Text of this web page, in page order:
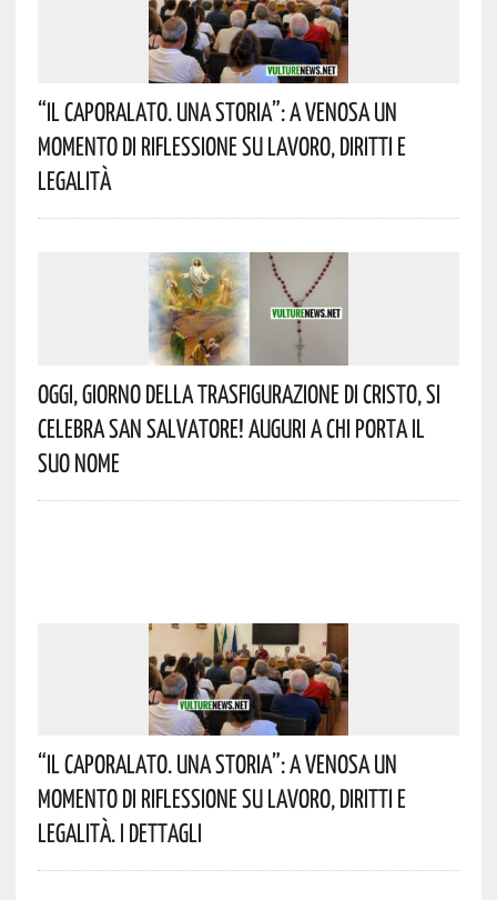
“Il Caporalato. Una Storia”: A Venosa Un
Momento Di Riflessione Su Lavoro, Diritti E
Legalità
Oggi, Giorno Della Trasfigurazione Di Cristo, Si
Celebra San Salvatore! Auguri A Chi Porta Il
Suo Nome
“Il Caporalato. Una Storia”: A Venosa Un
Momento Di Riflessione Su Lavoro, Diritti E
Legalità. I Dettagli